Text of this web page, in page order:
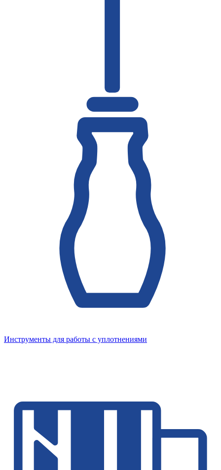
Инструменты для работы с уплотнениями